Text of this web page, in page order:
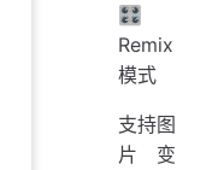
🎛️
Remix
模式
支持图
片变